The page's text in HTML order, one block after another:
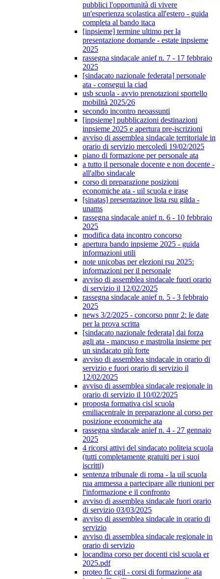
pubblici l'opportunità di vivere
un'esperienza scolastica all'estero - guida
completa al bando itaca
[inpsieme] termine ultimo per la
presentazione domande - estate inpsieme
2025
rassegna sindacale anief n. 7 - 17 febbraio
2025
[sindacato nazionale federata] personale
ata - consegui la ciad
usb scuola - avvio prenotazioni sportello
mobilità 2025/26
secondo incontro neoassunti
[inpsieme] pubblicazioni destinazioni
inpsieme 2025 e apertura pre-iscrizioni
avviso di assemblea sindacale territoriale in
orario di servizio mercoledì 19/02/2025
piano di formazione per personale ata
a tutto il personale docente e non docente -
all'albo sindacale
corso di preparazione posizioni
economiche ata - uil scuola e irase
[sinatas] presentazinoe lista rsu gilda -
unams
rassegna sindacale anief n. 6 - 10 febbraio
2025
modifica data incontro concorso
apertura bando inpsieme 2025 - guida
informazioni utili
note unicobas per elezioni rsu 2025:
informazioni per il personale
avviso di assemblea sindacale fuori orario
di servizio il 12/02/2025
rassegna sindacale anief n. 5 - 3 febbraio
2025
news 3/2/2025 - concorso pnnr 2: le date
per la prova scritta
[sindacato nazionale federata] dai forza
agli ata - mancuso e mastrolia insieme per
un sindacato più forte
avviso di assemblea sindacale in orario di
servizio e fuori orario di servizio il
12/02/2025
avviso di assemblea sindacale regionale in
orario di servizio il 10/02/2025
proposta formativa cisl scuola
emiliacentrale in preparazione al corso per
posizione economiche ata
rassegna sindacale anief n. 4 - 27 gennaio
2025
4 ricorsi attivi del sindacato politeia scuola
(tutti completamente gratuiti per i suoi
iscritti)
sentenza tribunale di roma - la uil scuola
rua ammessa a partecipare alle riunioni per
l'informazione e il confronto
avviso di assemblea sindacale fuori orario
di servizio 03/03/2025
avviso di assemblea sindacale in orario di
servizio
avviso di assemblea sindacale regionale in
orario di servizio
locandina corso per docenti cisl scuola er
2025.pdf
proteo flc cgil - corsi di formazione ata